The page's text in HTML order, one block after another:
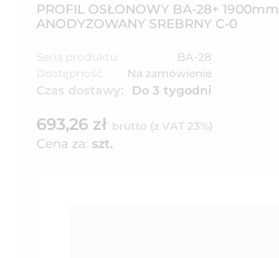
PROFIL OSŁONOWY BA-28+ 1900mm
ANODYZOWANY SREBRNY C-0
Seria produktu:
BA-28
Dostępność:
Na zamówienie
Czas dostawy: Do 3 tygodni
693,26 zł brutto (z VAT 23%)
Cena za: szt.